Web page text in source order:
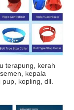
terapung, kerah
kepala
kopling, dll.